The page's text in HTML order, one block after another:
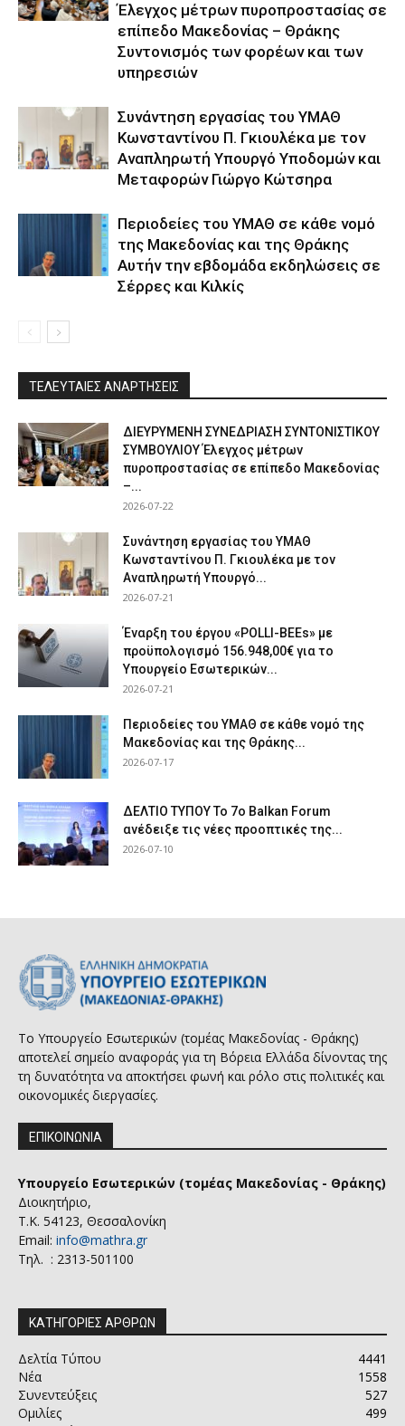
Έλεγχος μέτρων πυροπροστασίας σε
επίπεδο Μακεδονίας – Θράκης
Συντονισμός των φορέων και των
υπηρεσιών
Συνάντηση εργασίας του ΥΜΑΘ
Κωνσταντίνου Π. Γκιουλέκα με τον
Αναπληρωτή Υπουργό Υποδομών και
Μεταφορών Γιώργο Κώτσηρα
Περιοδείες του ΥΜΑΘ σε κάθε νομό
της Μακεδονίας και της Θράκης
Αυτήν την εβδομάδα εκδηλώσεις σε
Σέρρες και Κιλκίς
ΤΕΛΕΥΤΑΙΕΣ ΑΝΑΡΤΗΣΕΙΣ
ΔΙΕΥΡΥΜΕΝΗ ΣΥΝΕΔΡΙΑΣΗ ΣΥΝΤΟΝΙΣΤΙΚΟΥ
ΣΥΜΒΟΥΛΙΟΥ Έλεγχος μέτρων
πυροπροστασίας σε επίπεδο Μακεδονίας
–...
2026-07-22
Συνάντηση εργασίας του ΥΜΑΘ
Κωνσταντίνου Π. Γκιουλέκα με τον
Αναπληρωτή Υπουργό...
2026-07-21
Έναρξη του έργου «POLLI-BEEs» με
προϋπολογισμό 156.948,00€ για το
Υπουργείο Εσωτερικών...
2026-07-21
Περιοδείες του ΥΜΑΘ σε κάθε νομό της
Μακεδονίας και της Θράκης...
2026-07-17
ΔΕΛΤΙΟ ΤΥΠΟΥ Το 7ο Balkan Forum
ανέδειξε τις νέες προοπτικές της...
2026-07-10
Το Υπουργείο Εσωτερικών (τομέας Μακεδονίας - Θράκης)
αποτελεί σημείο αναφοράς για τη Βόρεια Ελλάδα δίνοντας της
τη δυνατότητα να αποκτήσει φωνή και ρόλο στις πολιτικές και
οικονομικές διεργασίες.
ΕΠΙΚΟΙΝΩΝΙΑ
Υπουργείο Εσωτερικών (τομέας Μακεδονίας - Θράκης)
Διοικητήριο,
Τ.Κ. 54123, Θεσσαλονίκη
Email: info@mathra.gr
Τηλ. : 2313-501100
ΚΑΤΗΓΟΡΙΕΣ ΑΡΘΡΩΝ
Δελτία Τύπου
4441
Νέα
1558
Συνεντεύξεις
527
Ομιλίες
499